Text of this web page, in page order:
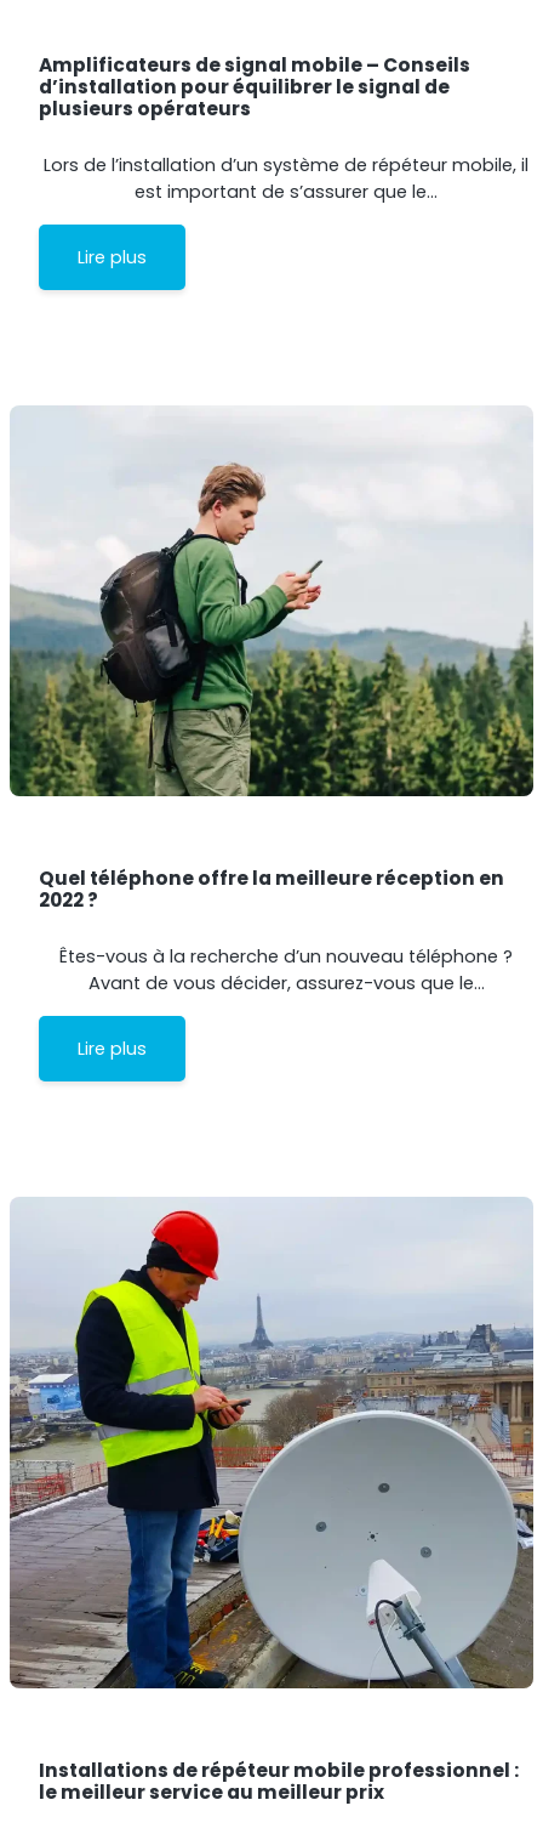
Amplificateurs de signal mobile – Conseils
d’installation pour équilibrer le signal de
plusieurs opérateurs
Lors de l’installation d’un système de répéteur mobile, il
est important de s’assurer que le…
Lire plus
Quel téléphone offre la meilleure réception en
2022 ?
Êtes-vous à la recherche d’un nouveau téléphone ?
Avant de vous décider, assurez-vous que le…
Lire plus
Installations de répéteur mobile professionnel :
le meilleur service au meilleur prix